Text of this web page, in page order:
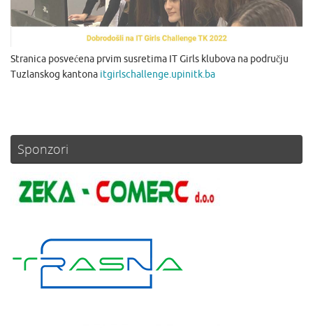
Stranica posvećena prvim susretima IT Girls klubova na području
Tuzlanskog kantona itgirlschallenge.upinitk.ba
Sponzori